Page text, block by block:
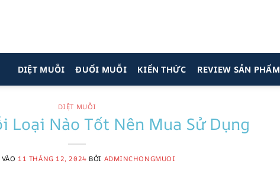
DIỆT MUỖI ĐUỔI MUỖI KIẾN THỨC REVIEW SẢN PHẨM
DIỆT MUỖI
Loại Nào Tốt Nên Mua Sử Dụng
11 THÁNG 12, 2024 BỞI ADMINCHONGMUOI